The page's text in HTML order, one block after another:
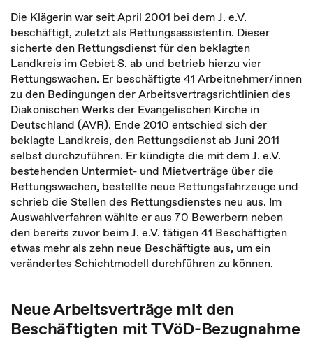
Die Klägerin war seit April 2001 bei dem J. e.V.
beschäftigt, zuletzt als Rettungsassistentin. Dieser
sicherte den Rettungsdienst für den beklagten
Landkreis im Gebiet S. ab und betrieb hierzu vier
Rettungswachen. Er beschäftigte 41 Arbeitnehmer/innen
zu den Bedingungen der Arbeitsvertragsrichtlinien des
Diakonischen Werks der Evangelischen Kirche in
Deutschland (AVR). Ende 2010 entschied sich der
beklagte Landkreis, den Rettungsdienst ab Juni 2011
selbst durchzuführen. Er kündigte die mit dem J. e.V.
bestehenden Untermiet- und Mietverträge über die
Rettungswachen, bestellte neue Rettungsfahrzeuge und
schrieb die Stellen des Rettungsdienstes neu aus. Im
Auswahlverfahren wählte er aus 70 Bewerbern neben
den bereits zuvor beim J. e.V. tätigen 41 Beschäftigten
etwas mehr als zehn neue Beschäftigte aus, um ein
verändertes Schichtmodell durchführen zu können.
Neue Arbeitsverträge mit den
Beschäftigten mit TVöD-Bezugnahme